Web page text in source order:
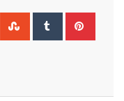
WhatsappStumbleUpon
Tumblr